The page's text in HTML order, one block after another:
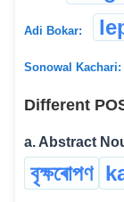
Adi Bokar:
Sonowal Kachari:
Different
a. Abstract
বৃক্ষৰোপণ